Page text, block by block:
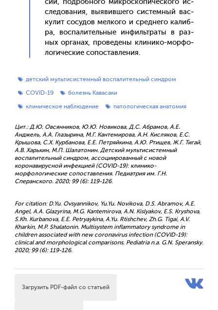
сии, под­робно­го мик­роско­пичес­ко­го ис­
сле­дова­ния, вы­явив­ше­го сис­темный вас­
ку­лит со­судов мел­ко­го и сред­не­го ка­либ­
ра, вос­па­литель­ные ин­филь­тра­ты в раз­
ных ор­га­нах, про­веде­ны кли­нико-мор­фо­
логи­чес­кие со­пос­тавле­ния.
детский мультисистемный воспалительный синдром
COVID-19
болезнь Кавасаки
клиническое наблюдение
патологическая анатомия
Цит.: Д.Ю. Овсянников, Ю.Ю. Новикова, Д.С. Абрамов, А.Е.
Анджель, А.А. Глазырина, М.Г. Кантемирова, А.Н. Кисляков, Е.С.
Крышова, С.Х. Курбанова, Е.Е. Петряйкина, А.Ю. Ртищев, Ж.Г. Тигай,
А.В. Харькин, М.П. Шалатонин. Детский мультисистемный
воспалительный синдром, ассоциированный с новой
коронавирусной инфекцией (COVID-19): клинико-
морфологические сопоставления. Педиатрия им. Г.Н.
Сперанского. 2020; 99 (6): 119-126.
For citation: D.Yu. Ovsyannikov, Yu.Yu. Novikova, D.S. Abramov, A.E.
Angel, A.A. Glazyrina, M.G. Kantemirova, A.N. Kislyakov, E.S. Kryshova,
S.Kh. Kurbanova, E.E. Petryaykina, A.Yu. Rtishchev, Zh.G. Tigai, A.V.
Kharkin, M.P. Shalatonin. Multisystem inflammatory syndrome in
children associated with new coronavirus infection (COVID-19):
clinical and morphological comparisons. Pediatria n.a. G.N. Speransky.
2020; 99 (6): 119-126.
Загрузить PDF-файл со статьей